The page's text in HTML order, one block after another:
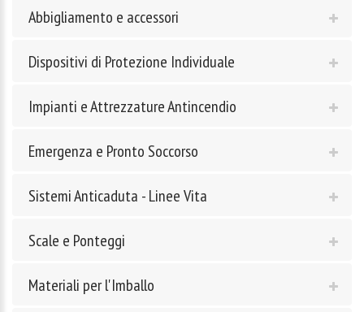
Abbigliamento e accessori
Dispositivi di Protezione Individuale
Impianti e Attrezzature Antincendio
Emergenza e Pronto Soccorso
Sistemi Anticaduta - Linee Vita
Scale e Ponteggi
Materiali per l'Imballo